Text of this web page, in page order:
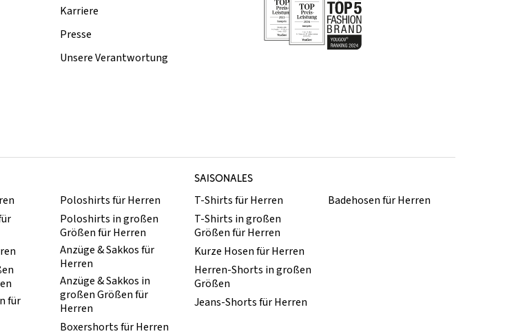
Karriere
Presse
Unsere Verantwortung
SAISONALES
für
Poloshirts für Herren
Poloshirts in großen
Größen für Herren
Anzüge & Sakkos für
Herren
Anzüge & Sakkos in
großen Größen für
Herren
Boxershorts für Herren
T-Shirts für Herren
T-Shirts in großen
Größen für Herren
Kurze Hosen für Herren
Herren-Shorts in großen
Größen
Jeans-Shorts für Herren
Badehosen für Herren